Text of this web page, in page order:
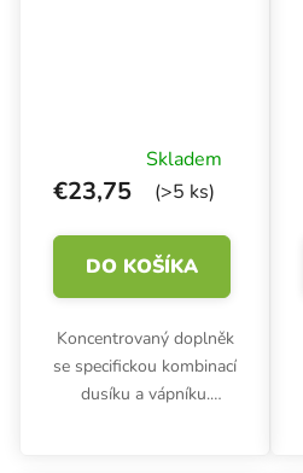
Skladem
(>5 ks)
€23,75
DO KOŠÍKA
Koncentrovaný doplněk
se specifickou kombinací
dusíku a vápníku.